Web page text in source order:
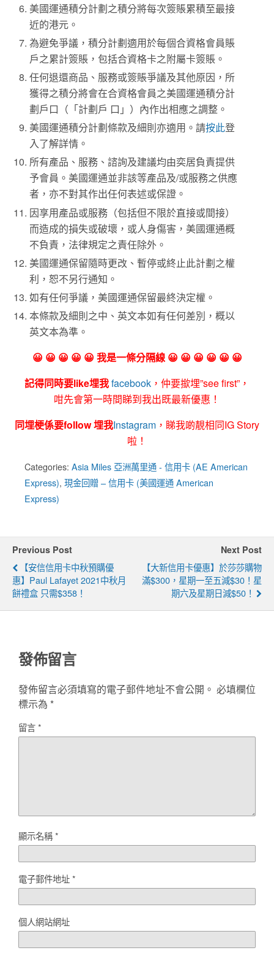
美國運通積分計劃之積分將每次簽賬累積至最接
近的港元。
為避免爭議，積分計劃適用於每個合資格會員賬
戶之累計簽賬，包括合資格卡之附屬卡簽賬。
任何退還商品、服務或簽賬爭議及其他原因，所
獲得之積分將會在合資格會員之美國運通積分計
劃戶口（「計劃戶 口」）內作出相應之調整。
美國運通積分計劃條款及細則亦適用。請按此登
入了解詳情。
所有產品、服務、諮詢及建議均由奕居負責提供
予會員。美國運通並非該等產品及/或服務之供應
者，亦不對其作出任何表述或保證。
因享用產品或服務（包括但不限於直接或間接）
而造成的損失或破壞，或人身傷害，美國運通概
不負責，法律規定之責任除外。
美國運通保留隨時更改、暫停或終止此計劃之權
利，恕不另行通知。
如有任何爭議，美國運通保留最終決定權。
本條款及細則之中、英文本如有任何差別，概以
英文本為準。
😀 😀 😀 😀 😀 我是一條分隔線 😀 😀 😀 😀 😀 😀
記得同時要like埋我facebook ，仲要撳埋”see first”，
咁先會第一時間睇到我出既最新優惠！
同埋梗係要follow 埋我Instagram ，睇我啲靚相同IG Story
啦！
Categories: Asia Miles 亞洲萬里通 - 信用卡 (AE American
Express), 現金回贈 – 信用卡 (美國運通 American
Express)
Previous Post
【安信信用卡中秋預購優
惠】Paul Lafayet 2021中秋月
餅禮盒 只需$358！
Next Post
【大新信用卡優惠】於莎莎購物
滿$300，星期一至五減$30！星
期六及星期日減$50！
發佈留言
發佈留言必須填寫的電子郵件地址不會公開。 必填欄位
標示為 *
留言*
顯示名稱*
電子郵件地址*
個人網站網址